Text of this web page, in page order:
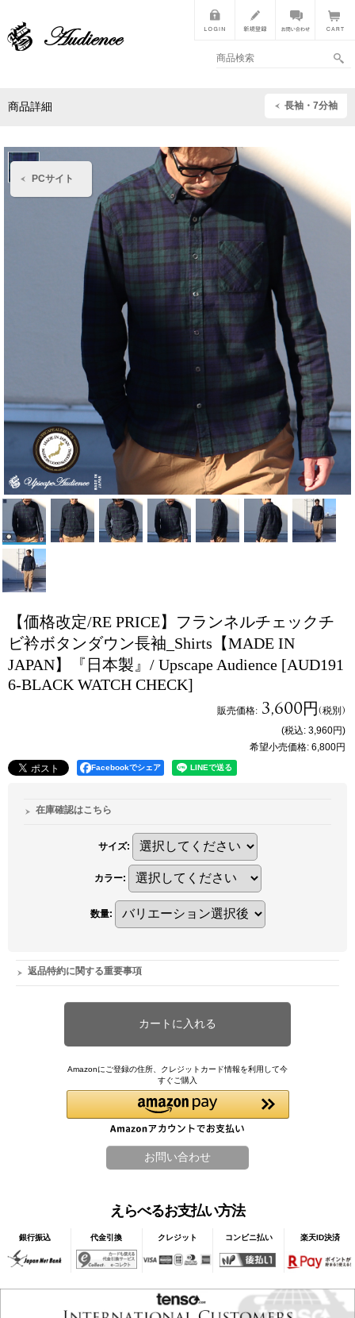
PCサイト
商品詳細 長袖・7分袖
【価格改定/RE PRICE】フランネルチェックチ
ビ衿ボタンダウン長袖_Shirts【MADE IN
JAPAN】『日本製』/ Upscape Audience [AUD191
6-BLACK WATCH CHECK]
販売価格: 3,600円(税別)
(税込: 3,960円)
希望小売価格: 6,800円
Facebookでシェア
在庫確認はこちら
サイズ:
カラー:
数量:
返品特約に関する重要事項
Amazonにご登録の住所、クレジットカード情報を利用して今
すぐご購入
えらべるお支払い方法
銀行振込 代金引換 クレジット コンビニ払い 楽天ID決済